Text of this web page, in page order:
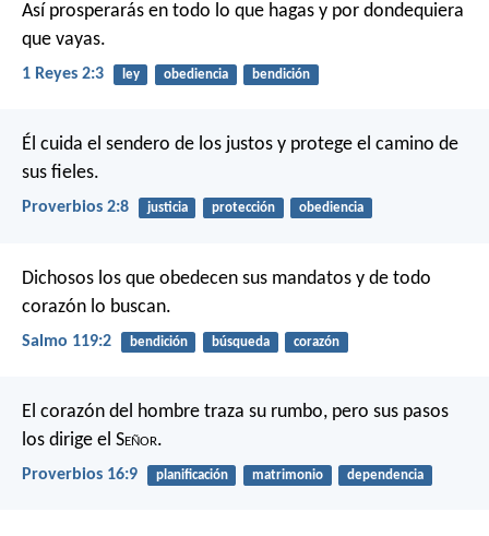
Así prosperarás en todo lo que hagas y por dondequiera
que vayas.
1 Reyes 2:3 ley obediencia bendición
Él cuida el sendero de los justos y protege el camino de
sus fieles.
Proverbios 2:8 justicia protección obediencia
Dichosos los que obedecen sus mandatos y de todo
corazón lo buscan.
Salmo 119:2 bendición búsqueda corazón
El corazón del hombre traza su rumbo, pero sus pasos
los dirige el Señor.
Proverbios 16:9 planificación matrimonio dependencia